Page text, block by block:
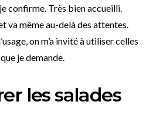
confirme. Très bien accueilli.
va même au-delà des attentes.
on m’a invité à utiliser celles
je demande.
les salades